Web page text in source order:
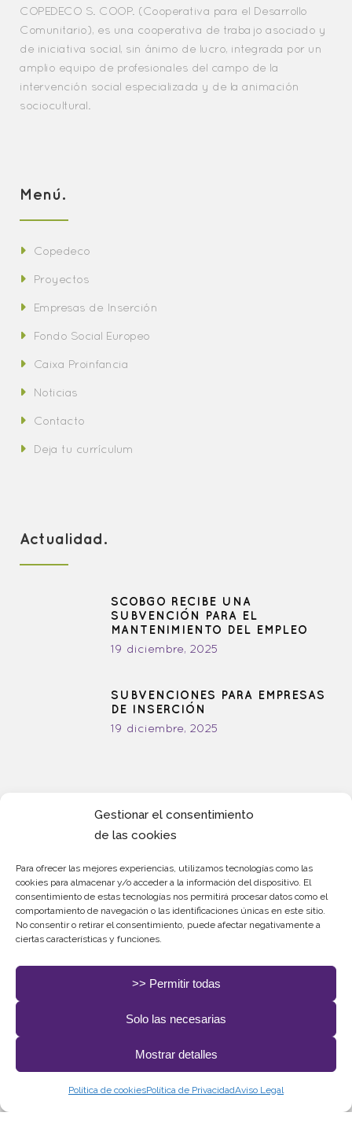
Gestionar el consentimiento
de las cookies
Para ofrecer las mejores experiencias, utilizamos tecnologías como las
cookies para almacenar y/o acceder a la información del dispositivo. El
consentimiento de estas tecnologías nos permitirá procesar datos como el
comportamiento de navegación o las identificaciones únicas en este sitio.
No consentir o retirar el consentimiento, puede afectar negativamente a
ciertas características y funciones.
>> Permitir todas
Solo las necesarias
Mostrar detalles
Política de cookiesPolítica de PrivacidadAviso Legal
COPEDECO S. COOP. (Cooperativa para el Desarrollo
Comunitario), es una cooperativa de trabajo asociado y
de iniciativa social, sin ánimo de lucro, integrada por un
amplio equipo de profesionales del campo de la
intervención social especializada y de la animación
sociocultural.
Menú.
Copedeco
Proyectos
Empresas de Inserción
Fondo Social Europeo
Caixa Proinfancia
Noticias
Contacto
Deja tu currículum
Actualidad.
SCOBGO RECIBE UNA
SUBVENCIÓN PARA EL
MANTENIMIENTO DEL EMPLEO
19 diciembre, 2025
SUBVENCIONES PARA EMPRESAS
DE INSERCIÓN
19 diciembre, 2025
Sociales.
desarrollado pordelefant.com